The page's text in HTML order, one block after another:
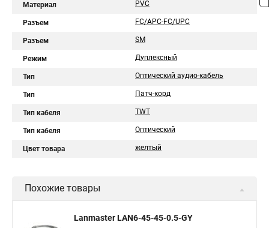
Материал PVC
Разъем FC/APC-FC/UPC
Разъем SM
Режим Дуплексный
Тип Оптический аудио-кабель
Тип Патч-корд
Тип кабеля TWT
Тип кабеля Оптический
Цвет товара желтый
Похожие товары
Lanmaster LAN6-45-45-0.5-GY